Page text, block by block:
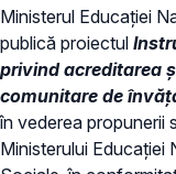
Ministerul Educației
publică proiectul I
privind acreditarea
comunitare de
în vederea propunerii
Ministerului Educației